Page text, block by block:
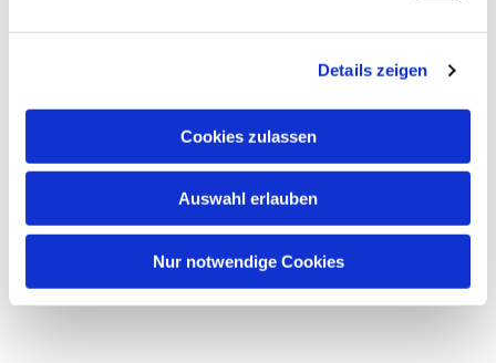
Details zeigen
Cookies zulassen
Auswahl erlauben
Nur notwendige Cookies
Gottesdienst auf der
[Pfingsten 2026]
kurzen Bericht...